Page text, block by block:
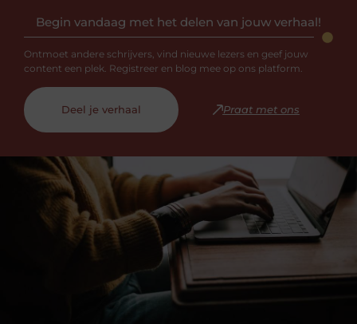
Begin vandaag met het delen van jouw verhaal!
Ontmoet andere schrijvers, vind nieuwe lezers en geef jouw
content een plek. Registreer en blog mee op ons platform.
Deel je verhaal Praat met ons